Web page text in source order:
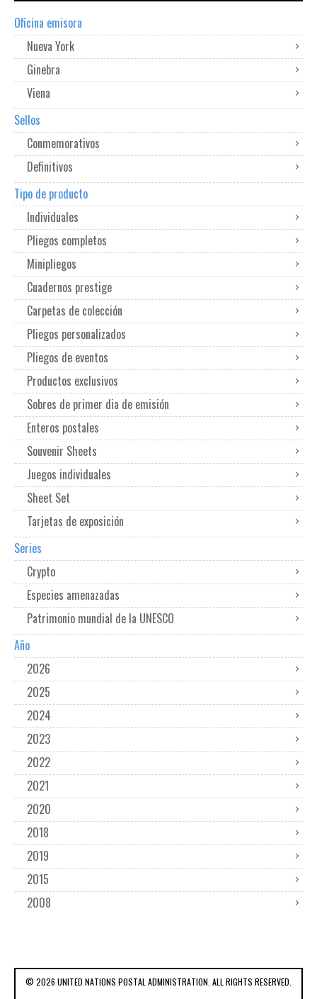
Oficina emisora
Nueva York
Ginebra
Viena
Sellos
Conmemorativos
Definitivos
Tipo de producto
Individuales
Pliegos completos
Minipliegos
Cuadernos prestige
Carpetas de colección
Pliegos personalizados
Pliegos de eventos
Productos exclusivos
Sobres de primer dia de emisión
Enteros postales
Souvenir Sheets
Juegos individuales
Sheet Set
Tarjetas de exposición
Series
Crypto
Especies amenazadas
Patrimonio mundial de la UNESCO
Año
2026
2025
2024
2023
2022
2021
2020
2018
2019
2015
2008
© 2026 UNITED NATIONS POSTAL ADMINISTRATION. ALL RIGHTS RESERVED.